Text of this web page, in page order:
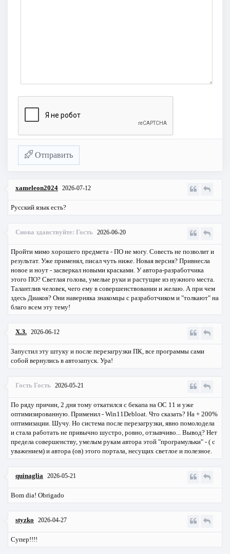
Отправить
xameleon2024 2026-07-12
Русский язык есть?
Снова здавствуйте: Гость 2026-06-20
Пройти мимо хорошего предмета - ПО не могу. Совесть не позволит и
результат. Уже применял, писал чуть ниже. Новая версия? Привнесла
новое и ноут - засверкал новыми красками. У автора-разработчика
этого ПО? Светлая голова, умелые руки и растущие из нужного места.
Талантлив человек, чего ему в совершенствовании и желаю. А при чем
здесь Диаков? Они наверняка знакомцы с разработчиком и "толкают" на
благо всем эту тему!
Х.З. 2026-06-12
Запустил эту штуку и после перезагрузки ПК, все программы сами
собой вернулись в автозапуск. Ура!
Гость Гость 2026-05-21
По ряду причин, 2 дня тому откатился с бекапа на ОС 11 и уже
оптимизированную. Применил - Win11Debloat. Что сказать? На + 200%
оптимизации. Шучу. Но система после перезагрузки, явно помолодела
и стала работать не привычно шустро, ровно, отзывчиво... Вывод? Нет
предела совершенству, умелым рукам автора этой "програмульки" - ( с
уважением) и автора (ов) этого портала, несущих светлое и полезное.
quinaglia 2026-05-21
Bom dia! Obrigado
styzko 2026-04-27
Супер!!!!